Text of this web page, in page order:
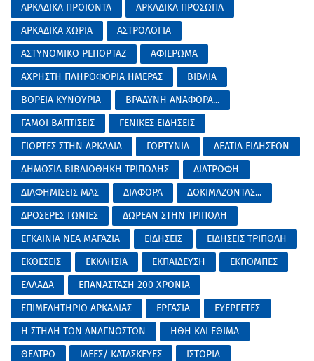
ΑΡΚΑΔΙΚΑ ΠΡΟΙΟΝΤΑ
ΑΡΚΑΔΙΚΑ ΠΡΟΣΩΠΑ
ΑΡΚΑΔΙΚΑ ΧΩΡΙΑ
ΑΣΤΡΟΛΟΓΙΑ
ΑΣΤΥΝΟΜΙΚΟ ΡΕΠΟΡΤΑΖ
ΑΦΙΕΡΩΜΑ
ΑΧΡΗΣΤΗ ΠΛΗΡΟΦΟΡΙΑ ΗΜΕΡΑΣ
ΒΙΒΛΙΑ
ΒΟΡΕΙΑ ΚΥΝΟΥΡΙΑ
ΒΡΑΔΥΝΗ ΑΝΑΦΟΡΑ...
ΓΑΜΟΙ ΒΑΠΤΙΣΕΙΣ
ΓΕΝΙΚΕΣ ΕΙΔΗΣΕΙΣ
ΓΙΟΡΤΕΣ ΣΤΗΝ ΑΡΚΑΔΙΑ
ΓΟΡΤΥΝΙΑ
ΔΕΛΤΙΑ ΕΙΔΗΣΕΩΝ
ΔΗΜΟΣΙΑ ΒΙΒΛΙΟΘΗΚΗ ΤΡΙΠΟΛΗΣ
ΔΙΑΤΡΟΦΗ
ΔΙΑΦΗΜΙΣΕΙΣ ΜΑΣ
ΔΙΑΦΟΡΑ
ΔΟΚΙΜΑΖΟΝΤΑΣ...
ΔΡΟΣΕΡΕΣ ΓΩΝΙΕΣ
ΔΩΡΕΑΝ ΣΤΗΝ ΤΡΙΠΟΛΗ
ΕΓΚΑΙΝΙΑ ΝΕΑ ΜΑΓΑΖΙΑ
ΕΙΔΗΣΕΙΣ
ΕΙΔΗΣΕΙΣ ΤΡΙΠΟΛΗ
ΕΚΘΕΣΕΙΣ
ΕΚΚΛΗΣΙΑ ΕΚΠΑΙΔΕΥΣΗ
ΕΚΠΟΜΠΕΣ
ΕΛΛΑΔΑ
ΕΠΑΝΑΣΤΑΣΗ 200 ΧΡΟΝΙΑ
ΕΠΙΜΕΛΗΤΗΡΙΟ ΑΡΚΑΔΙΑΣ
ΕΡΓΑΣΙΑ
ΕΥΕΡΓΕΤΕΣ
Η ΣΤΗΛΗ ΤΩΝ ΑΝΑΓΝΩΣΤΩΝ
ΗΘΗ ΚΑΙ ΕΘΙΜΑ
ΘΕΑΤΡΟ
ΙΔΕΕΣ/ ΚΑΤΑΣΚΕΥΕΣ
ΙΣΤΟΡΙΑ